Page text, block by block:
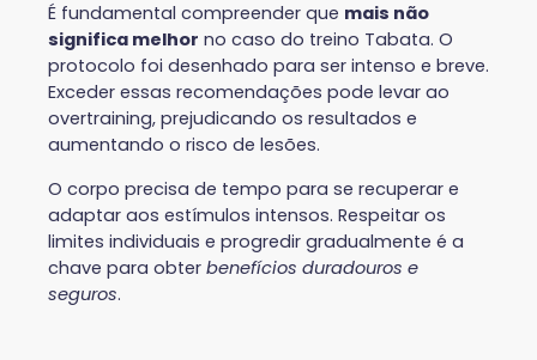
É fundamental compreender que mais não
significa melhor no caso do treino Tabata. O
protocolo foi desenhado para ser intenso e breve.
Exceder essas recomendações pode levar ao
overtraining, prejudicando os resultados e
aumentando o risco de lesões.
O corpo precisa de tempo para se recuperar e
adaptar aos estímulos intensos. Respeitar os
limites individuais e progredir gradualmente é a
chave para obter benefícios duradouros e
seguros.